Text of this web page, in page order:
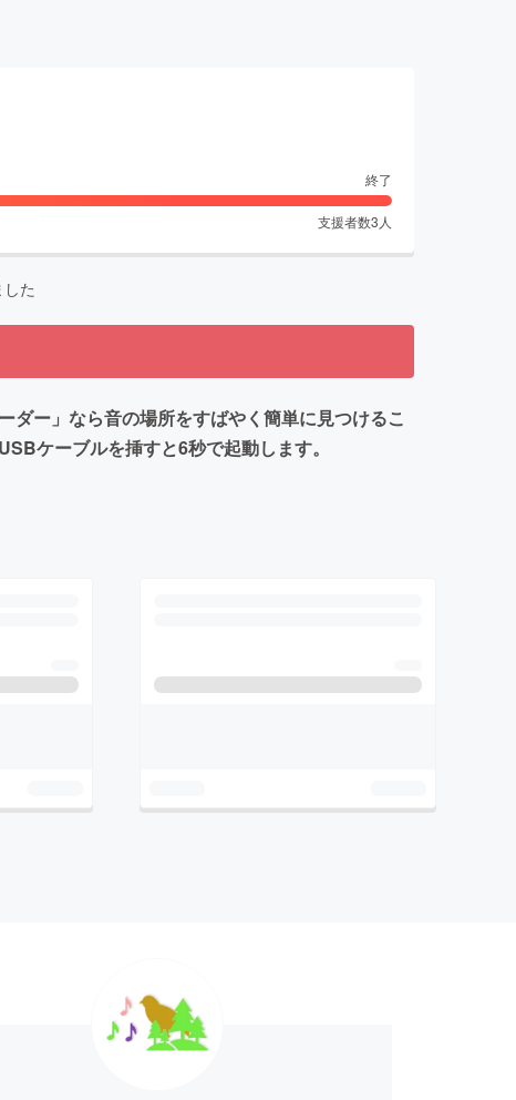
終了
支援者数3 人
た
ダー」なら音の場所をすばやく簡単に見つけるこ
ケーブルを挿すと6秒で起動します。